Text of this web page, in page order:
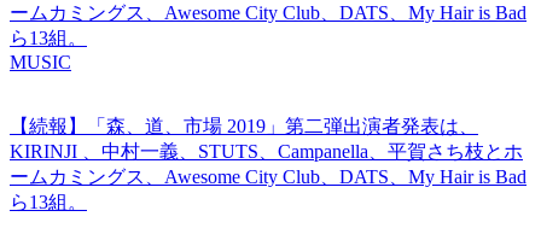
ームカミングス、Awesome City Club、DATS、My Hair is Bad
ら13組。
MUSIC
【続報】「森、道、市場 2019」第二弾出演者発表は、
KIRINJI 、中村一義、STUTS、Campanella、平賀さち枝とホ
ームカミングス、Awesome City Club、DATS、My Hair is Bad
ら13組。